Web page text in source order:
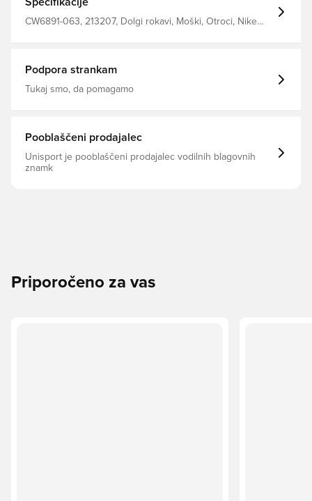
CW6891-063, 213207, Dolgi rokavi, Moški, Otroci, Nike
Podpora strankam
Tukaj smo, da pomagamo
Pooblaščeni prodajalec
Unisport je pooblaščeni prodajalec vodilnih blagovnih
znamk
Priporočeno za vas